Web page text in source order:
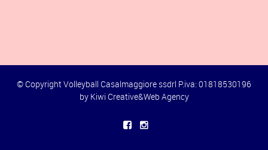
© Copyright Volleyball Casalmaggiore ssdrl P.iva: 01818530196
by Kiwi Creative&Web Agency